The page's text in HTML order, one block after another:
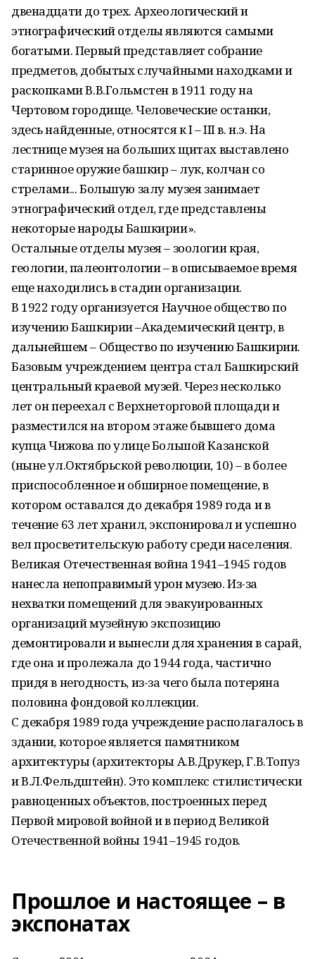
двенадцати до трех. Археологический и
этнографический отделы являются самыми
богатыми. Первый представляет собрание
предметов, добытых случайными находками и
раскопками В.В.Гольмстен в 1911 году на
Чертовом городище. Человеческие останки,
здесь найденные, относятся к I – III в. н.э. На
лестнице музея на больших щитах выставлено
старинное оружие башкир – лук, колчан со
стрелами... Большую залу музея занимает
этнографический отдел, где представлены
некоторые народы Башкирии».
Остальные отделы музея – зоологии края,
геологии, палеонтологии – в описываемое время
еще находились в стадии организации.
В 1922 году организуется Научное общество по
изучению Башкирии –Академический центр, в
дальнейшем – Общество по изучению Башкирии.
Базовым учреждением центра стал Башкирский
центральный краевой музей. Через несколько
лет он переехал с Верхнеторговой площади и
разместился на втором этаже бывшего дома
купца Чижова по улице Большой Казанской
(ныне ул.Октябрьской революции, 10) – в более
приспособленное и обширное помещение, в
котором оставался до декабря 1989 года и в
течение 63 лет хранил, экспонировал и успешно
вел просветительскую работу среди населения.
Великая Отечественная война 1941–1945 годов
нанесла непоправимый урон музею. Из-за
нехватки помещений для эвакуированных
организаций музейную экспозицию
демонтировали и вынесли для хранения в сарай,
где она и пролежала до 1944 года, частично
придя в негодность, из-за чего была потеряна
половина фондовой коллекции.
С декабря 1989 года учреждение располагалось в
здании, которое является памятником
архитектуры (архитекторы А.В.Друкер, Г.В.Топуз
и В.Л.Фельдштейн). Это комплекс стилистически
равноценных объектов, построенных перед
Первой мировой войной и в период Великой
Отечественной войны 1941–1945 годов.
Прошлое и настоящее – в
экспонатах